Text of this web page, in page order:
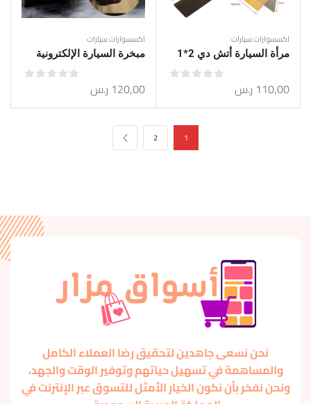
اكسسوارات سيارات
مرأة السيارة أتش دي 2*1
110,00 ر.س
اكسسوارات سيارات
مبخرة السيارة الإلكترونية
120,00 ر.س
1
2
نحن نسعى جاهدين لتحقيق رضا العملاء الكامل
والمساهمة في تسهيل حياتهم وتوفير الوقت والجهد،
ونحن نفخر بأن نكون الخيار الأمثل للتسوق عبر الإنترنت في